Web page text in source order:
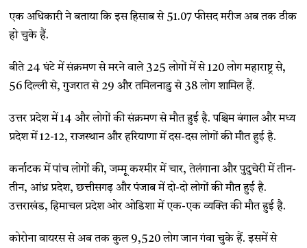
एक अधिकारी ने बताया कि इस हिसाब से 51.07 फीसद मरीज अब तक ठीक
हो चुके हैं.
बीते 24 घंटे में संक्रमण से मरने वाले 325 लोगों में से 120 लोग महाराष्ट्र से,
56 दिल्ली से, गुजरात से 29 और तमिलनाडु से 38 लोग शामिल हैं.
उत्तर प्रदेश में 14 और लोगों की संक्रमण से मौत हुई है. पश्चिम बंगाल और मध्य
प्रदेश में 12-12, राजस्थान और हरियाणा में दस-दस लोगों की मौत हुई है.
कर्नाटक में पांच लोगों की, जम्मू कश्मीर में चार, तेलंगाना और पुदुचेरी में तीन-
तीन, आंध्र प्रदेश, छत्तीसगढ़ और पंजाब में दो-दो लोगों की मौत हुई है.
उत्तराखंड, हिमाचल प्रदेश ओर ओडिशा में एक-एक व्यक्ति की मौत हुई है.
कोरोना वायरस से अब तक कुल 9,520 लोग जान गंवा चुके हैं. इसमें से